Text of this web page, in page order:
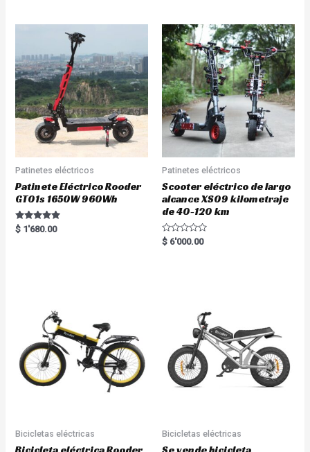
Patinetes eléctricos
Patinete Eléctrico Rooder
GT01s 1650W 960Wh
Rated
5.00
$ 1'680.00
Patinetes eléctricos
Scooter eléctrico de largo
alcance XS09 kilometraje
de 40-120 km
R
a
$ 6'000.00
Bicicletas eléctricas Bicicletas eléctricas